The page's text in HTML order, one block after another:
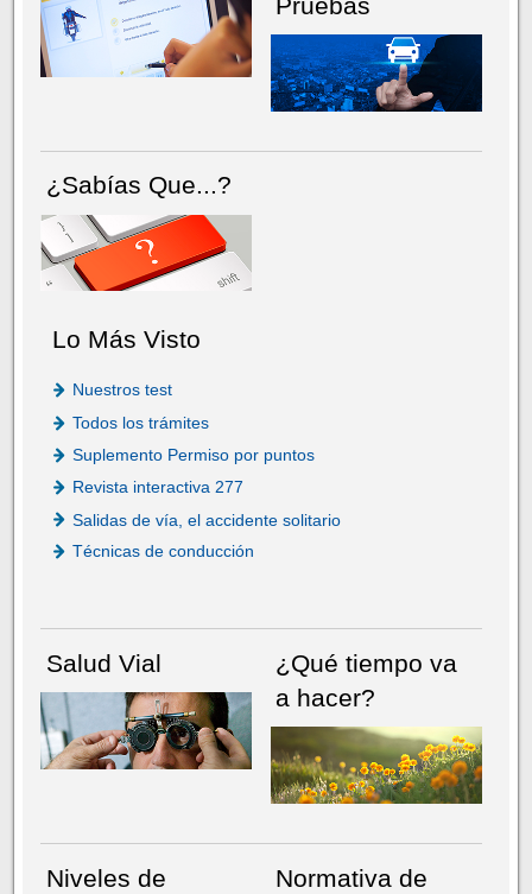
¿Sabías Que...?
Lo Más Visto
Nuestros test
Todos los trámites
Suplemento Permiso por puntos
Revista interactiva 277
Salidas de vía, el accidente solitario
Técnicas de conducción
Salud Vial
¿Qué tiempo va
a hacer?
Niveles de
Normativa de